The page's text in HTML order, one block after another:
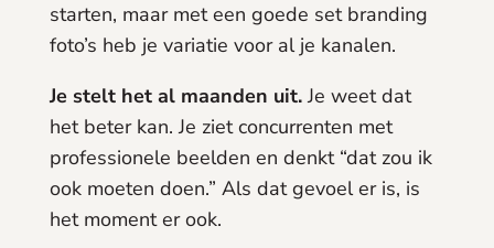
starten, maar met een goede set branding
foto’s heb je variatie voor al je kanalen.
Je stelt het al maanden uit.Je weet dat
het beter kan. Je ziet concurrenten met
professionele beelden en denkt “dat zou ik
ook moeten doen.” Als dat gevoel er is, is
het moment er ook.